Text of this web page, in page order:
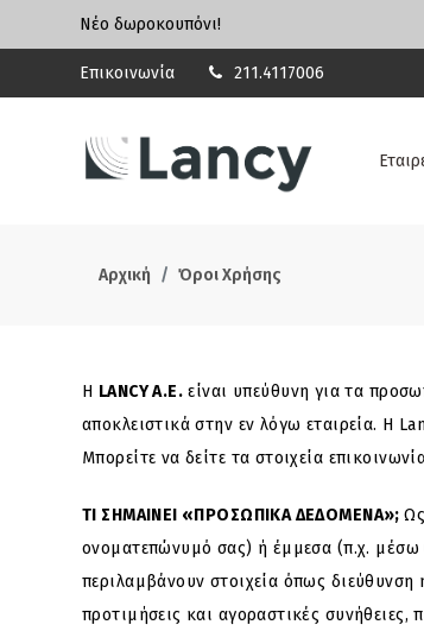
Νέο δωροκουπόνι!
Επικοινωνία 211.4117006
Αρχική Όροι Χρήσης
Η LANCY A.E. είναι υπεύθυνη για τα
αποκλειστικά στην εν λόγω εταιρεία. Η
Μπορείτε να δείτε τα στοιχεία
TI ΣΗΜΑΙΝΕΙ «ΠΡΟΣΩΠΙΚΑ ΔΕΔΟΜΕΝΑ»;
ονοματεπώνυμό σας) ή έμμεσα (π.χ. μέσω
περιλαμβάνουν στοιχεία όπως
προτιμήσεις και αγοραστικές